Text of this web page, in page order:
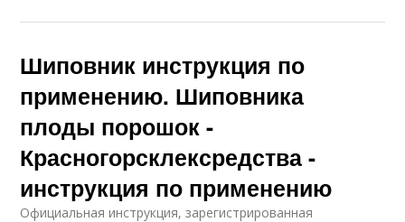
Шиповник инструкция по
применению. Шиповника
плоды порошок -
Красногорсклексредства -
инструкция по применению
Официальная инструкция, зарегистрированная